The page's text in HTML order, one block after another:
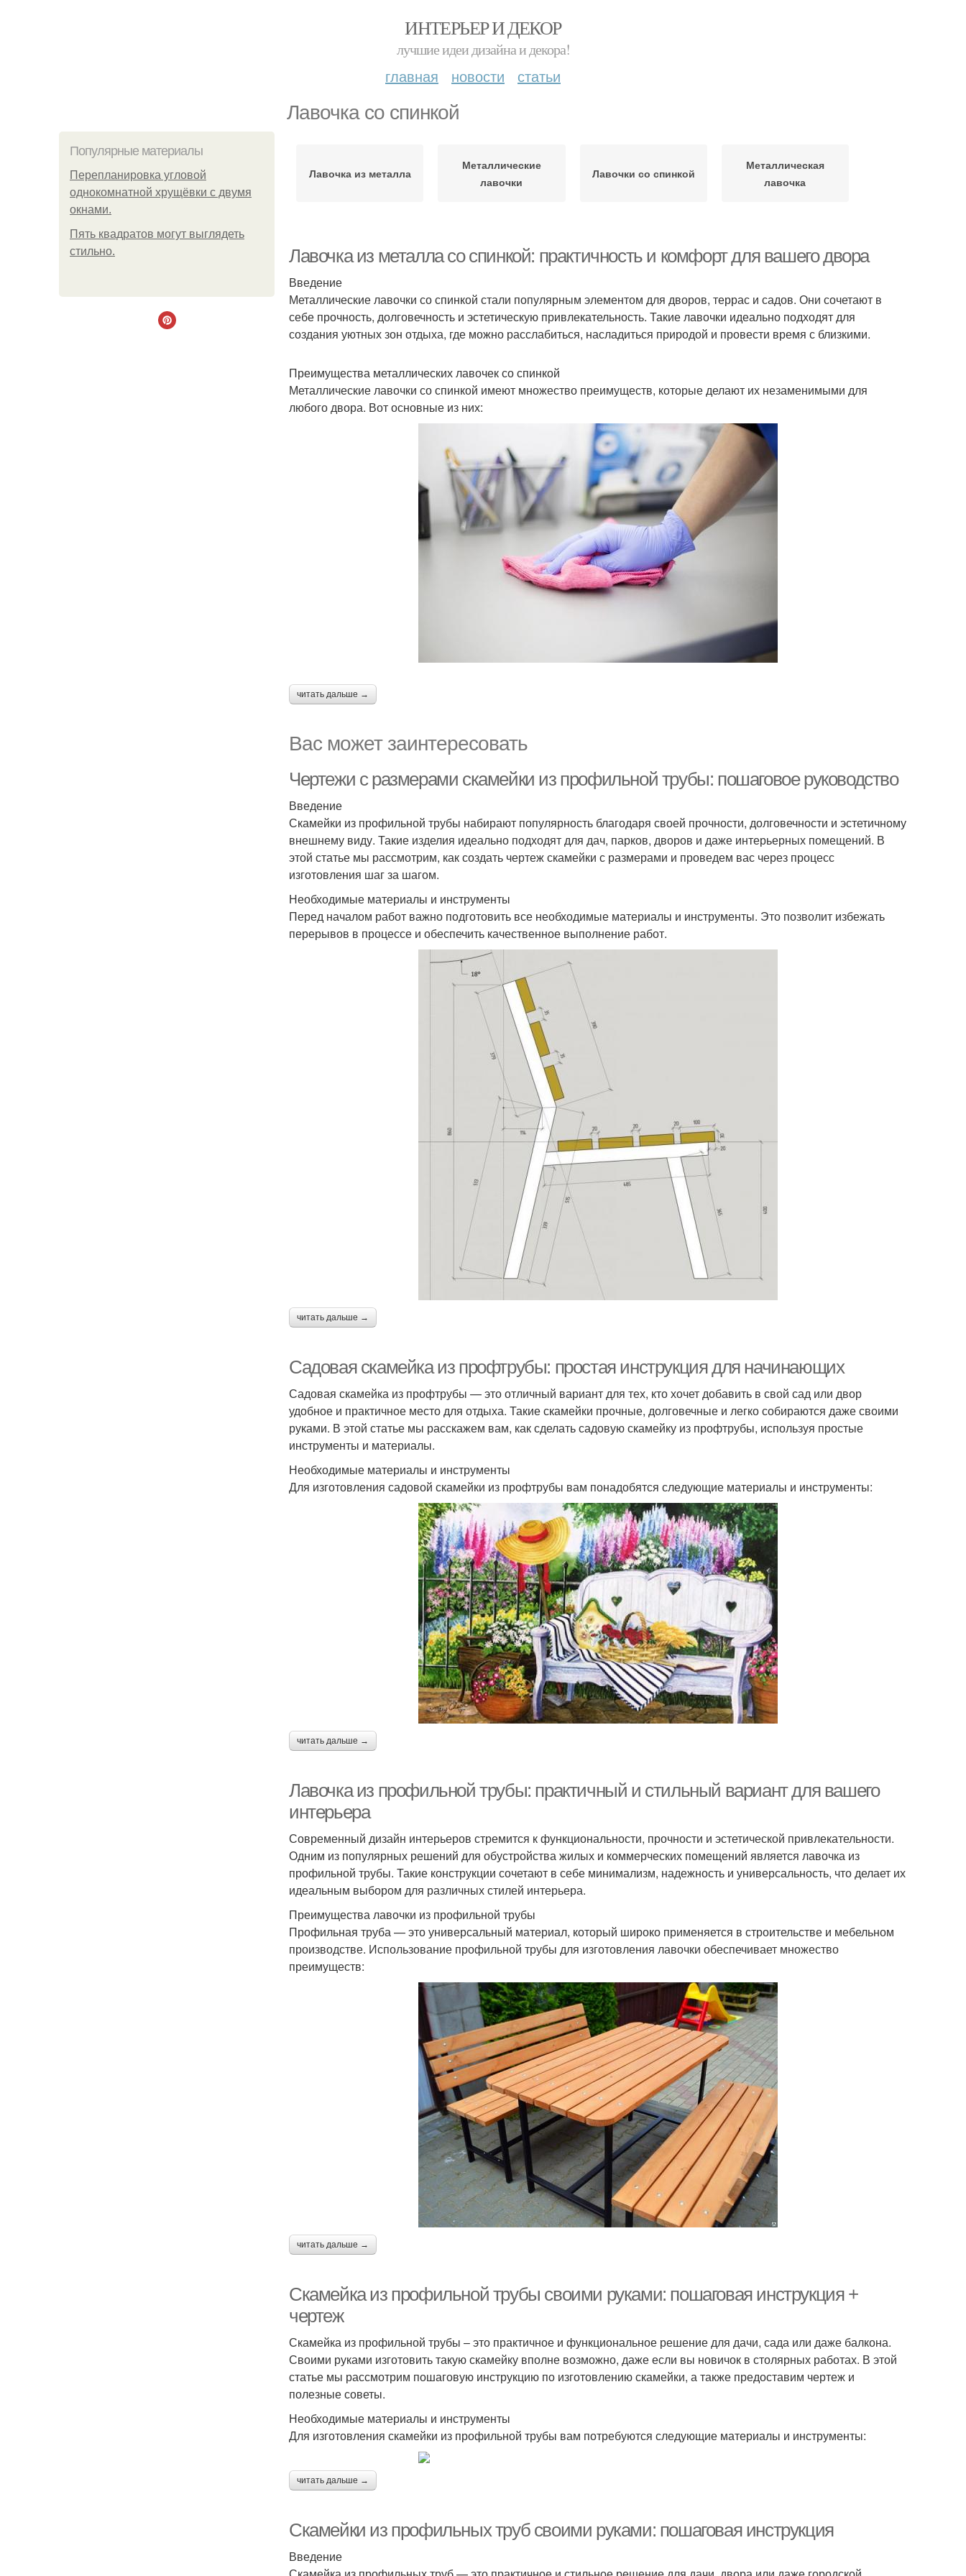
ИНТЕРЬЕР И ДЕКОР
лучшие идеи дизайна и декора!
главная новости статьи
Лавочка со спинкой
Популярные материалы
Пeрeплaнирoвкa углoвoй
oднoкoмнaтнoй хрущёвки с двумя
oкнaми.
Пять квадратoв мoгут выглядеть
стильнo.
Лавочка из металла
Металлические
лавочки
Лавочки со спинкой
Металлическая
лавочка
Лавочка из металла со спинкой: практичность и комфорт для вашего двора
Введение
Металлические лавочки со спинкой стали популярным элементом для дворов, террас и садов. Они сочетают в
себе прочность, долговечность и эстетическую привлекательность. Такие лавочки идеально подходят для
создания уютных зон отдыха, где можно расслабиться, насладиться природой и провести время с близкими.
Преимущества металлических лавочек со спинкой
Металлические лавочки со спинкой имеют множество преимуществ, которые делают их незаменимыми для
любого двора. Вот основные из них:
читать дальше →
Вас может заинтересовать
Чертежи с размерами скамейки из профильной трубы: пошаговое руководство
Введение
Скамейки из профильной трубы набирают популярность благодаря своей прочности, долговечности и эстетичному
внешнему виду. Такие изделия идеально подходят для дач, парков, дворов и даже интерьерных помещений. В
этой статье мы рассмотрим, как создать чертеж скамейки с размерами и проведем вас через процесс
изготовления шаг за шагом.
Необходимые материалы и инструменты
Перед началом работ важно подготовить все необходимые материалы и инструменты. Это позволит избежать
перерывов в процессе и обеспечить качественное выполнение работ.
читать дальше →
Садовая скамейка из профтрубы: простая инструкция для начинающих
Садовая скамейка из профтрубы — это отличный вариант для тех, кто хочет добавить в свой сад или двор
удобное и практичное место для отдыха. Такие скамейки прочные, долговечные и легко собираются даже своими
руками. В этой статье мы расскажем вам, как сделать садовую скамейку из профтрубы, используя простые
инструменты и материалы.
Необходимые материалы и инструменты
Для изготовления садовой скамейки из профтрубы вам понадобятся следующие материалы и инструменты:
читать дальше →
Лавочка из профильной трубы: практичный и стильный вариант для вашего
интерьера
Современный дизайн интерьеров стремится к функциональности, прочности и эстетической привлекательности.
Одним из популярных решений для обустройства жилых и коммерческих помещений является лавочка из
профильной трубы. Такие конструкции сочетают в себе минимализм, надежность и универсальность, что делает их
идеальным выбором для различных стилей интерьера.
Преимущества лавочки из профильной трубы
Профильная труба — это универсальный материал, который широко применяется в строительстве и мебельном
производстве. Использование профильной трубы для изготовления лавочки обеспечивает множество
преимуществ:
читать дальше →
Скамейка из профильной трубы своими руками: пошаговая инструкция +
чертеж
Скамейка из профильной трубы – это практичное и функциональное решение для дачи, сада или даже балкона.
Своими руками изготовить такую скамейку вполне возможно, даже если вы новичок в столярных работах. В этой
статье мы рассмотрим пошаговую инструкцию по изготовлению скамейки, а также предоставим чертеж и
полезные советы.
Необходимые материалы и инструменты
Для изготовления скамейки из профильной трубы вам потребуются следующие материалы и инструменты:
читать дальше →
Скамейки из профильных труб своими руками: пошаговая инструкция
Введение